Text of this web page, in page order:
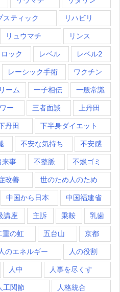
スティック リハビリ
リュウマチ リンス
ック レベル レベル2
レーシック手術 ワクチン
ーム 一子相伝 一般常識
ー 三者面談 上丹田
丹田 下半身ダイエット
不安な気持ち 不安感
来事 不整脈 不燃ゴミ
改善 世のため人のため
中国から日本 中国福建省
講座 主訴 乗鞍 乳歯
重の虹 五台山 京都
人のエネルギー 人の役割
人中 人事を尽くす
工関節 人格統合